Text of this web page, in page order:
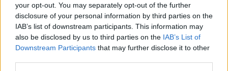
your opt-out. You may separately opt-out of the further
disclosure of your personal information by third parties on the
IAB’s list of downstream participants. This information may
also be disclosed by us to third parties on the IAB’s List of
Downstream Participants that may further disclose it to other
Szerzői jogok
Adatvédelmi tájékoztató
Cookie-kezelési tájékoztató
Hozzászólási szabályzat
Nyomtatott lapjaink archívuma